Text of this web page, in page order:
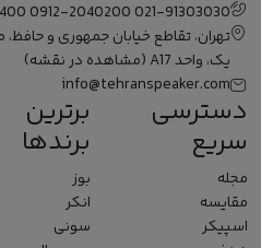
021-91303030
0912-2040200
تهران، تقاطع خیابان جمهوری و
یک، واحد A17
(مشاهده در نقشه)
info@tehranspeaker.com
دسترسی
سریع
مجله
مقایسه
اسپیکر
برترین
برندها
بوز
انکر
سونی